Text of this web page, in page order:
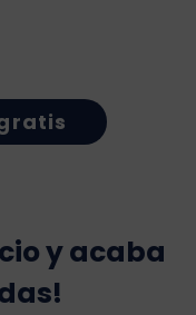
y acaba